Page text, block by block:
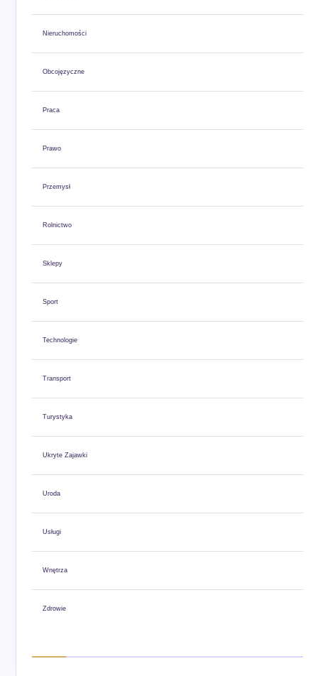
Nieruchomości
Obcojęzyczne
Praca
Prawo
Przemysł
Rolnictwo
Sklepy
Sport
Technologie
Transport
Turystyka
Ukryte Zajawki
Uroda
Usługi
Wnętrza
Zdrowie